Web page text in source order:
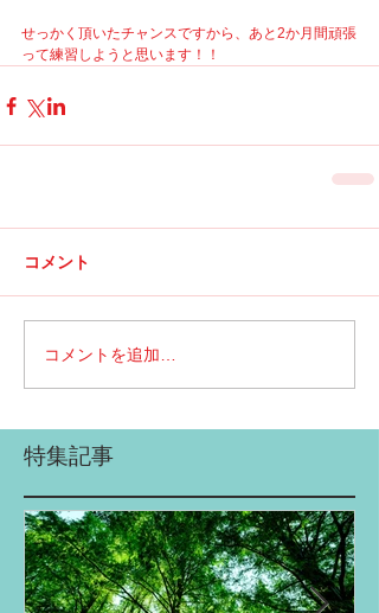
せっかく頂いたチャンスですから、あと2か月間頑張
って練習しようと思います！！
コメント
コメントを追加…
特集記事